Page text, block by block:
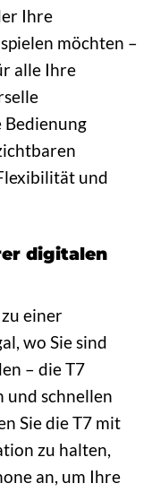
Ihre
möchten –
alle Ihre
und
digitalen
einer
wo Sie sind
– die T7
und schnellen
Sie die T7 mit
zu halten,
an, um Ihre